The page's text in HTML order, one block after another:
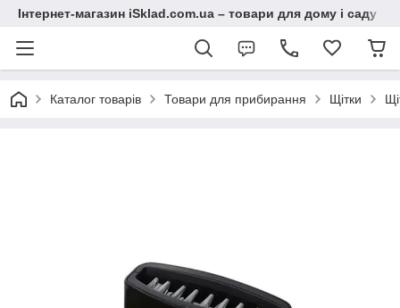
Інтернет-магазин iSklad.com.ua – товари для дому і саду
Каталог товарів Товари для прибирання Щітки